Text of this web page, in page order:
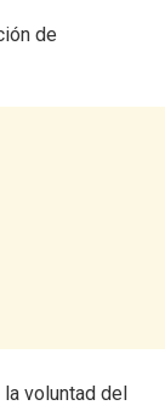
de
voluntad del